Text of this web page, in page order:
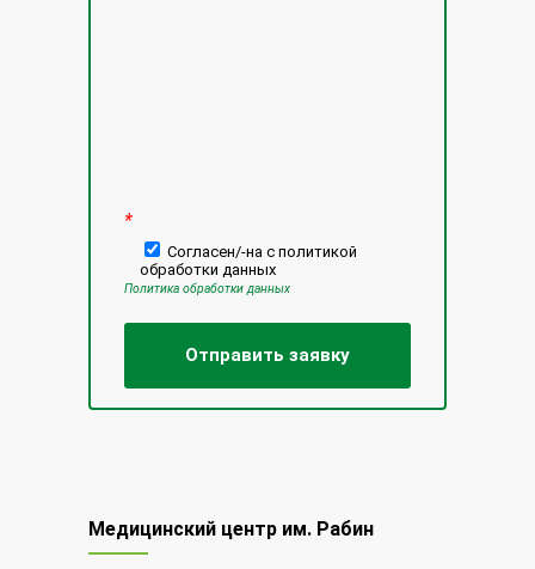
*
Согласен/-на с политикой
обработки данных
Политика обработки данных
Медицинский центр им. Рабин